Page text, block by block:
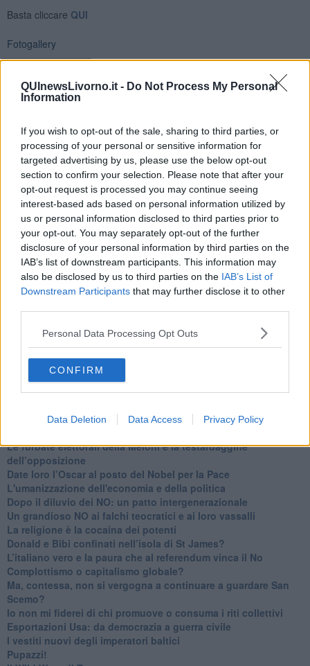
QUInewsLivorno.it - Do Not Process My Personal
Information
If you wish to opt-out of the sale, sharing to third parties, or
processing of your personal or sensitive information for
targeted advertising by us, please use the below opt-out
section to confirm your selection. Please note that after your
opt-out request is processed you may continue seeing
interest-based ads based on personal information utilized by
us or personal information disclosed to third parties prior to
your opt-out. You may separately opt-out of the further
disclosure of your personal information by third parties on the
IAB’s list of downstream participants. This information may
also be disclosed by us to third parties on the IAB’s List of
Downstream Participants that may further disclose it to other
Personal Data Processing Opt Outs
CONFIRM
Data Deletion Data Access Privacy Policy
Basta cliccare QUI
Fotogallery
Ti potrebbe interessare anche:
Articoli dal Blog “Disincantato” di Adolfo Santoro
​Un esempio di civismo
​Linee guida per organizzare il civismo della complessità
​Il ripristino della natura secondo la legge e l’impegno dei
Cittadini
Il nesso tra cambiamenti climatici e salute umana
Tutti morimmo a stento (3)
Tutti morimmo a stento (2)
​Tutti morimmo a stento (1)
Il corridoio blu
​Il cronoprogramma ottimale verso il full electric sui traghetti
​I costi dell’adeguamento al cold ironing
Alcune domande da esordiente agli esperti che decidono le
sorti dell’Elba
​La Scienza dei Cittadini e i Cittadini per l’Aria
​Le furbate elettorali della Meloni e la testardaggine
dell’opposizione
​Date loro l’Oscar al posto del Nobel per la Pace
L'umanizzazione dell'economia e della politica
​Dopo il diluvio dei NO: un patto intergenerazionale
​Un grandioso NO ai falchi teocratici e ai loro vassalli
La religione è la cocaina dei potenti
Donald e Bibi confinati nell’isola di St James?
L’italiano vero e la paura che al referendum vinca il No
​Complottismo o capitalismo globale?
​Ma, contessa, non si vergogna a continuare a guardare San
Scemo?
​Io non mi fiderei di chi promuove o consuma i riti collettivi
Esportazioni Usa: da democrazia a guerra civile
​I vestiti nuovi degli imperatori baltici
​Pupazzi!